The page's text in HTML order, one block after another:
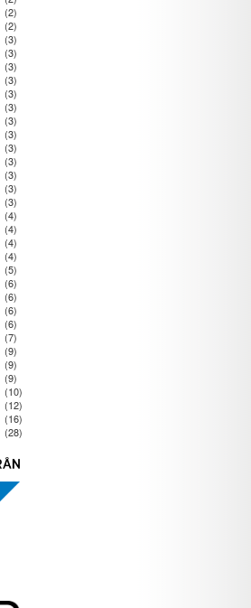
(2)
(2)
(3)
(3)
(3)
(3)
(3)
(3)
(3)
(3)
(3)
(3)
(3)
(3)
(3)
(4)
(4)
(4)
(4)
(5)
(6)
(6)
(6)
(6)
(7)
(9)
(9)
(9)
(10)
(12)
(16)
(28)